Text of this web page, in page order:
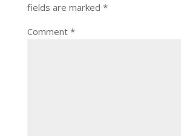
fields are marked *
Comment *